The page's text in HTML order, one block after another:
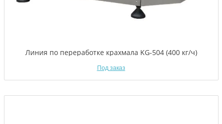
Линия по переработке крахмала KG-504 (400 кг/ч)
Под заказ